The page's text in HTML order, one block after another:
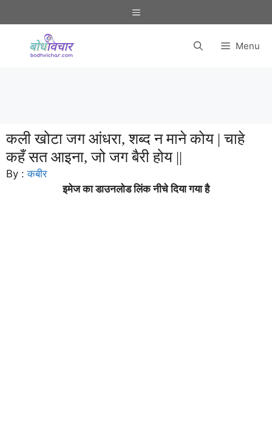
to
Menu
Menu
कली खोटा जग आंधरा, शब्द न माने कोय | चाहे
कहँ सत आइना, जो जग बैरी होय ||
By :कबीर
इमेज का डाउनलोड लिंक नीचे दिया गया है